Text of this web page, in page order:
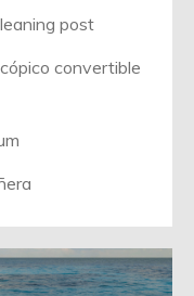
post
convertible